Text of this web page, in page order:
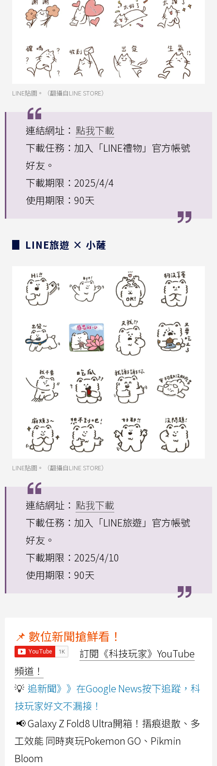
LINE貼圖。（翻攝自LINE STORE）
連結網址： 點我下載
下載任務：加入「LINE禮物」官方帳號
好友。
下載期限：2025/4/4
使用期限：90天
▊ LINE旅遊 × 小薩
LINE貼圖。（翻攝自LINE STORE）
連結網址： 點我下載
下載任務：加入「LINE旅遊」官方帳號
好友。
下載期限：2025/4/10
使用期限：90天
📌 數位新聞搶鮮看！
訂閱《科技玩家》YouTube
頻道！
💡 追新聞》》在Google News按下追蹤，科
技玩家好文不漏接！
📢 Galaxy Z Fold8 Ultra開箱！摺痕退散、多
工效能 同時爽玩Pokemon GO、Pikmin
Bloom